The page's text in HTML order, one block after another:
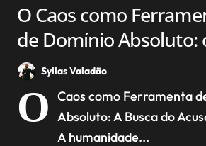
O Caos como
de Domínio Absoluto:
deus-diabo e a Busca
ser igual a Deus
Syllas Valadão
O Caos como Ferramenta
Absoluto: A Busca do
A humanidade...